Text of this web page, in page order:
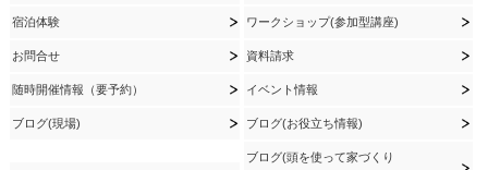
宿泊体験 ワークショップ(参加型講座)
お問合せ 資料請求
随時開催情報（要予約） イベント情報
ブログ(現場) ブログ(お役立ち情報)
ブログ(頭を使って家づくり